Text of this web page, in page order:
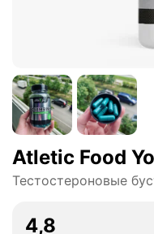
Atletic Food
Тестостероновые
4,8